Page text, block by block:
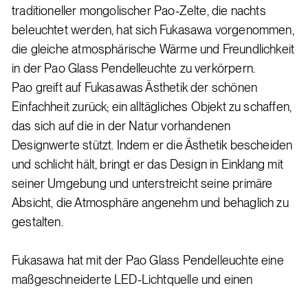
traditioneller mongolischer Pao-Zelte, die nachts
beleuchtet werden, hat sich Fukasawa vorgenommen,
die gleiche atmosphärische Wärme und Freundlichkeit
in der Pao Glass Pendelleuchte zu verkörpern.
Pao greift auf Fukasawas Ästhetik der schönen
Einfachheit zurück; ein alltägliches Objekt zu schaffen,
das sich auf die in der Natur vorhandenen
Designwerte stützt. Indem er die Ästhetik bescheiden
und schlicht hält, bringt er das Design in Einklang mit
seiner Umgebung und unterstreicht seine primäre
Absicht, die Atmosphäre angenehm und behaglich zu
gestalten.
Fukasawa hat mit der Pao Glass Pendelleuchte eine
maßgeschneiderte LED-Lichtquelle und einen